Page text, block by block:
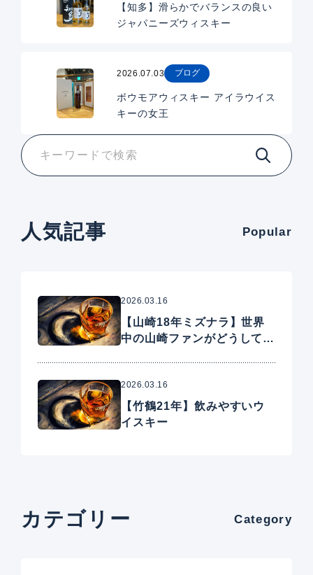
【知多】滑らかでバランスの良い
ジャパニーズウィスキー
2026.07.03 ブログ
ボウモアウィスキー アイラウイス
キーの女王
人気記事 Popular
2026.03.16
【山崎18年ミズナラ】世界
中の山崎ファンがどうしても
2026.03.16
【竹鶴21年】飲みやすいウ
イスキー
カテゴリー Category